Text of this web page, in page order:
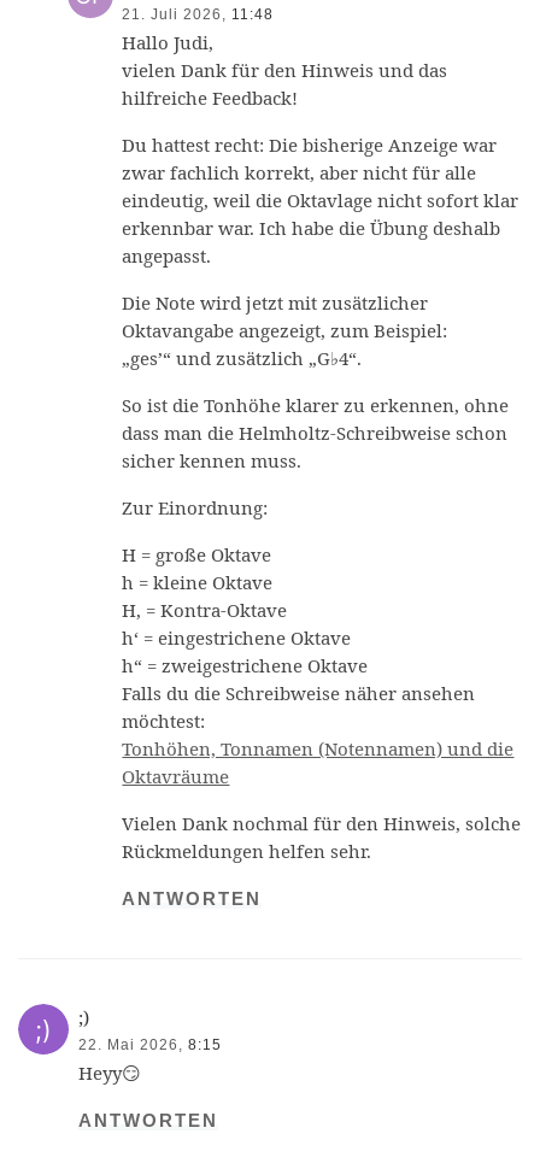
21. Juli 2026, 11:48
Hallo Judi,
vielen Dank für den Hinweis und das
hilfreiche Feedback!
Du hattest recht: Die bisherige Anzeige war
zwar fachlich korrekt, aber nicht für alle
eindeutig, weil die Oktavlage nicht sofort klar
erkennbar war. Ich habe die Übung deshalb
angepasst.
Die Note wird jetzt mit zusätzlicher
Oktavangabe angezeigt, zum Beispiel:
„ges’“ und zusätzlich „G♭4“.
So ist die Tonhöhe klarer zu erkennen, ohne
dass man die Helmholtz-Schreibweise schon
sicher kennen muss.
Zur Einordnung:
H = große Oktave
h = kleine Oktave
H, = Kontra-Oktave
h‘ = eingestrichene Oktave
h“ = zweigestrichene Oktave
Falls du die Schreibweise näher ansehen
möchtest:
Tonhöhen, Tonnamen (Notennamen) und die
Oktavräume
Vielen Dank nochmal für den Hinweis, solche
Rückmeldungen helfen sehr.
ANTWORTEN
;)
22. Mai 2026, 8:15
Heyy😏
ANTWORTEN